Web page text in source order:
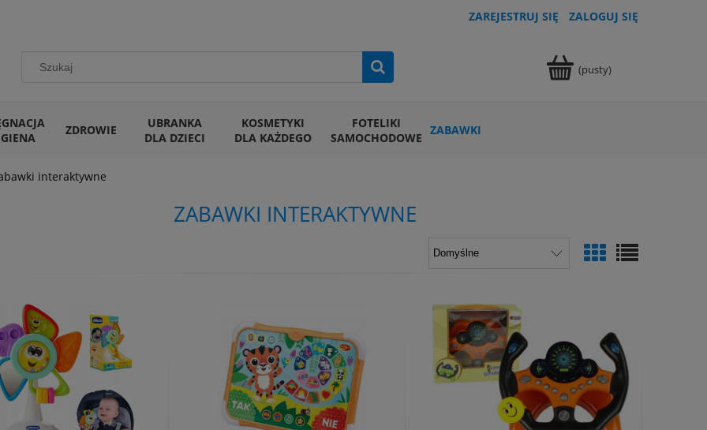
ZAREJESTRUJ SIĘ ZALOGUJ SIĘ
(pusty)
ZDROWIE
UBRANKA
DLA DZIECI
KOSMETYKI
DLA KAŻDEGO
FOTELIKI
SAMOCHODOWE ZABAWKI
interaktywne
ZABAWKI INTERAKTYWNE